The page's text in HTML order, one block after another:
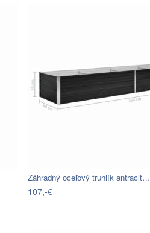
Záhradný oceľový truhlík antracit…
107,-€